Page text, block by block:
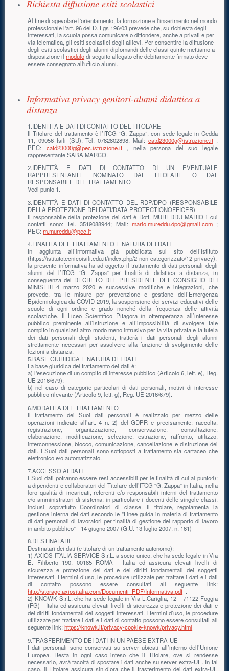
Richiesta diffusione esiti scolastici
Al fine di agevolare l'orientamento, la formazione e l'inserimento nel mondo
professionale l'art. 96 del D. Lgs 196/03 prevede che, su richiesta degli
interessati, la scuola possa comunicare o diffondere, anche a privati e per
via telematica, gli esiti scolastici degli allievi. Per consentire la diffusione
degli esiti scolastici degli alunni diplomandi delle classi quinte mettiamo a
disposizione ilmodulodi seguito allegato che debitamente firmato deve
essere consegnato all'ufficio alunni.
Informativa privacy genitori-alunni didattica a
distanza
1.IDENTITÀ E DATI DI CONTATTO DEL TITOLARE
Il Titolare del trattamento è l’ITCG “G. Zappa”, con sede legale in Cedda
11, 09056 Isili (SU), Tel. 0782802898, Mail: catd23000g@istruzione.it,
PEC: catd23000g@pec.istruzione.it, nella persona del suo legale
rappresentante SABA MARCO.
2.IDENTITÀ E DATI DI CONTATTO DI UN EVENTUALE
RAPPRESENTANTE NOMINATO DAL TITOLARE O DAL
RESPONSABILE DEL TRATTAMENTO
Vedi punto 1.
3.IDENTITÀ E DATI DI CONTATTO DEL RDP/DPO (RESPONSABILE
DELLA PROTEZIONE DEI DATI/DATA PROTECTIONOFFICER)
Il responsabile della protezione dei dati è Dott. MUREDDU MARIO i cui
contatti sono: Tel. 3519088944; Mail: mario.mureddu.dpo@gmail.com;
PEC:m.mureddu@pec.it
4.FINALITÀ DEL TRATTAMENTO E NATURA DEI DATI
In aggiunta all’informativa già pubblicata sul sito dell’Istituto
(https://istitutotecnicoisili.edu.it/index.php/2-non-categorizzato/12-privacy),
la presente informativa ha ad oggetto il trattamento di dati personali degli
alunni del l’ITCG “G. Zappa” per finalità di didattica a distanza, in
conseguenza del DECRETO DEL PRESIDENTE DEL CONSIGLIO DEI
MINISTRI 4 marzo 2020 e successive modifiche e integrazioni, che
prevede, tra le misure per prevenzione e gestione dell’Emergenza
Epidemiologica da COVID-2019, la sospensione dei servizi educativi delle
scuole di ogni ordine e grado nonché della frequenza delle attività
scolastiche. Il Liceo Scientifico Pitagora in ottemperanza all’interesse
pubblico preminente all’istruzione e all’impossibilità di svolgere tale
compito in qualsiasi altro modo meno intrusivo per la vita privata e la tutela
dei dati personali degli studenti, tratterà i dati personali degli alunni
strettamente necessari per assolvere alla funzione di svolgimento delle
lezioni a distanza.
5.BASE GIURIDICA E NATURA DEI DATI
La base giuridica del trattamento dei dati è:
a) l'esecuzione di un compito di interesse pubblico (Articolo 6, lett. e), Reg.
UE 2016/679);
b) nel caso di categorie particolari di dati personali, motivi di interesse
pubblico rilevante (Articolo 9, lett. g), Reg. UE 2016/679).
6.MODALITÀ DEL TRATTAMENTO
Il trattamento dei Suoi dati personali è realizzato per mezzo delle
operazioni indicate all’art. 4 n. 2) del GDPR e precisamente: raccolta,
registrazione, organizzazione, conservazione, consultazione,
elaborazione, modificazione, selezione, estrazione, raffronto, utilizzo,
interconnessione, blocco, comunicazione, cancellazione e distruzione dei
dati. I Suoi dati personali sono sottoposti a trattamento sia cartaceo che
elettronico e/o automatizzato.
7.ACCESSO AI DATI
I Suoi dati potranno essere resi accessibili per le finalità di cui al punto4):
a dipendenti e collaboratori del Titolare dell’ITCG “G. Zappa” in Italia, nella
loro qualità di incaricati, referenti e/o responsabili interni del trattamento
e/o amministratori di sistema; in particolare i docenti delle singole classi,
inclusi soprattutto Coordinatori di classe. Il titolare, regolamenta la
gestione interna dei dati secondo le "Linee guida in materia di trattamento
di dati personali di lavoratori per finalità di gestione del rapporto di lavoro
in ambito pubblico" - 14 giugno 2007 (G.U. 13 luglio 2007, n. 161)
8.DESTINATARI
Destinatari dei dati (e titolare di un trattamento autonomo):
1) AXIOS ITALIA SERVICE S.r.L. a socio unico, che ha sede legale in Via
E. Filiberto 190, 00185 ROMA - Italia ed assicura elevati livelli di
sicurezza e protezione dei dati e dei diritti fondamentali dei soggetti
interessati. I termini d’uso, le procedure utilizzate per trattare i dati e i dati
di contatto possono essere consultati all seguente link:
http://storage.axiositalia.com/Documenti_PDF/Informativa.pdf .
2) KNOWK S.r.L. che ha sede legale in Via L.Cariglia, 12 – 71122 Foggia
(FG) - Italia ed assicura elevati livelli di sicurezza e protezione dei dati e
dei diritti fondamentali dei soggetti interessati. I termini d’uso, le procedure
utilizzate per trattare i dati e i dati di contatto possono essere consultati all
seguente link:https://knowk.it/privacy-cookie-knowk/privacy.html
9.TRASFERIMENTO DEI DATI IN UN PAESE EXTRA-UE
I dati personali sono conservati su server ubicati all’interno dell’Unione
Europea. Resta in ogni caso inteso che il Titolare, ove si rendesse
necessario, avrà facoltà di spostare i dati anche su server extra-UE. In tal
caso, il Titolare assicura sin d’ora che il trasferimento dei dati extra-UE